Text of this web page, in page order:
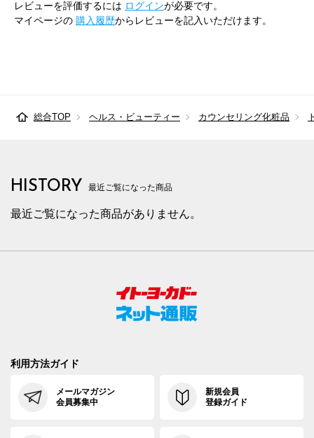
レビューを評価するには ログインが必要です。
マイページの 購入履歴からレビューを記入いただけます。
総合TOP ヘルス・ビューティー カウンセリング化粧品
HISTORY 最近ご覧になった商品
最近ご覧になった商品がありません。
利用方法ガイド
メールマガジン
会員募集中
新規会員
登録ガイド